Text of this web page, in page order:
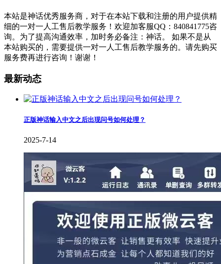
本站是神话优秀服务商，对于在本站下载和注册的用户提供精
细的一对一人工售后教学服务！欢迎加客服QQ：840841775咨
询。为了提高沟通效率，加时务必备注：神话。 如果不是从
本站购买的，需要提供一对一人工售后教学服务的。请先购买
服务费再进行咨询！谢谢！
最新动态
正版神话输入中文之后出现问号如何处理？
2025-7-14